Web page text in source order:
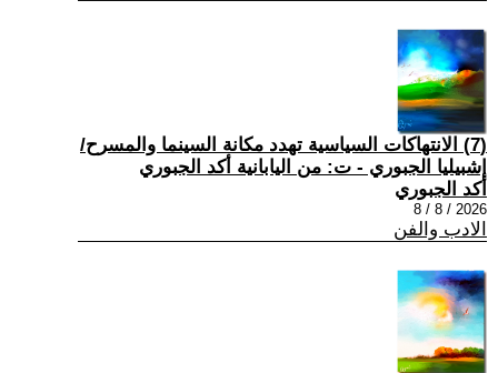
(7) الانتهاكات السياسية تهدد مكانة السينما والمسرح/
إشبيليا الجبوري - ت: من اليابانية أكد الجبوري
أكد الجبوري
2026 / 8 / 8
الادب والفن